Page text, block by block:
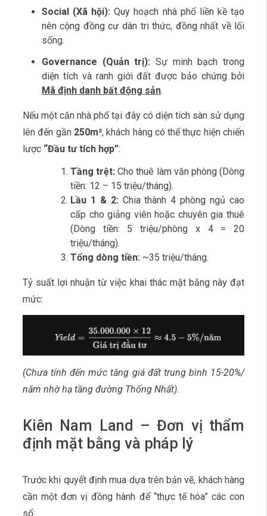
Social (Xã hội): Quy hoạch nhà phố liền kề tạo
nên cộng đồng cư dân tri thức, đồng nhất về lối
sống.
Governance (Quản trị): Sự minh bạch trong
diện tích và ranh giới đất được bảo chứng bởi
Mã định danh bất động sản.
Nếu một căn nhà phố tại đây có diện tích sàn sử dụng
lên đến gần 250m², khách hàng có thể thực hiện chiến
lược“Đầu tư tích hợp”:
Tầng trệt: Cho thuê làm văn phòng (Dòng
tiền: 12 – 15 triệu/tháng).
Lầu 1 & 2: Chia thành 4 phòng ngủ cao
cấp cho giảng viên hoặc chuyên gia thuê
(Dòng tiền: 5 triệu/phòng x 4 = 20
triệu/tháng).
Tổng dòng tiền: ~35 triệu/tháng.
Tỷ suất lợi nhuận từ việc khai thác mặt bằng này đạt
mức:
(Chưa tính đến mức tăng giá đất trung bình 15-20%/
năm nhờ hạ tầng đường Thống Nhất).
Kiên Nam Land – Đơn vị thẩm
định mặt bằng và pháp lý
Trước khi quyết định mua dựa trên bản vẽ, khách hàng
cần một đơn vị đồng hành để “thực tế hóa” các con
số: